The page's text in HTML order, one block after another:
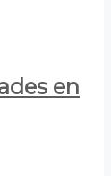
en